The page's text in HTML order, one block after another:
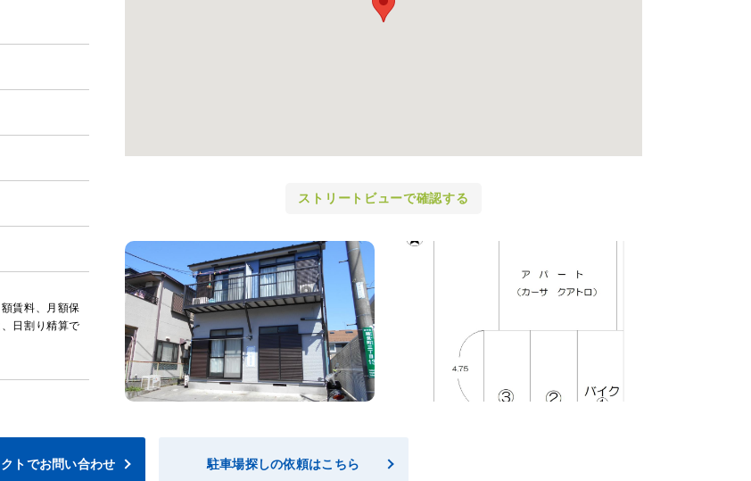
賃料、月額保
日割り精算で
ストリートビューで確認する
トでお問い合わせ 駐車場探しの依頼はこちら